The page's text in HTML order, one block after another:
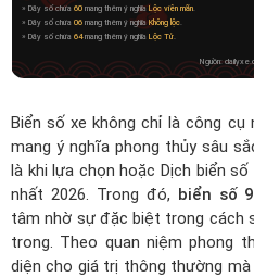
» Dãy số chứa 60 mang thêm ý nghĩaLộc viên mãn.
» Dãy số chứa 06 mang thêm ý nghĩaKhông lộc.
» Dãy số chứa 64mang thêm ý nghĩa Lộc Tử.
Nguồn:
Biển số xe không chỉ là công cụ
mang ý nghĩa phong thủy sâu
là khi lựa chọn hoặcDịch biển
nhất 2026. Trong đó, biển số
tâm nhờ sự đặc biệt trong cách
trong. Theo quan niệm phong
diện cho giá trị thông thường